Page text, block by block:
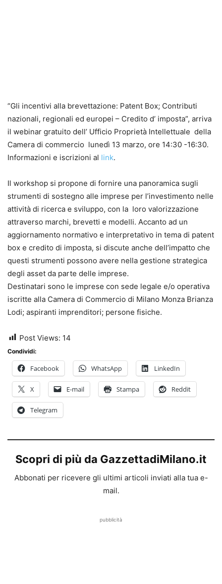
“Gli incentivi alla brevettazione: Patent Box; Contributi
nazionali, regionali ed europei – Credito d’ imposta”, arriva
il webinar gratuito dell’ Ufficio Proprietà Intellettuale della
Camera di commercio lunedì 13 marzo, ore 14:30 -16:30.
Informazioni e iscrizioni al link.
Il workshop si propone di fornire una panoramica sugli
strumenti di sostegno alle imprese per l’investimento nelle
attività di ricerca e sviluppo, con la loro valorizzazione
attraverso marchi, brevetti e modelli. Accanto ad un
aggiornamento normativo e interpretativo in tema di patent
box e credito di imposta, si discute anche dell’impatto che
questi strumenti possono avere nella gestione strategica
degli asset da parte delle imprese.
Destinatari sono le imprese con sede legale e/o operativa
iscritte alla Camera di Commercio di Milano Monza Brianza
Lodi; aspiranti imprenditori; persone fisiche.
Post Views: 14
Condividi:
Facebook WhatsApp LinkedIn
X E-mail Stampa Reddit
Telegram
Scopri di più da GazzettadiMilano.it
Abbonati per ricevere gli ultimi articoli inviati alla tua e-
mail.
pubblicità